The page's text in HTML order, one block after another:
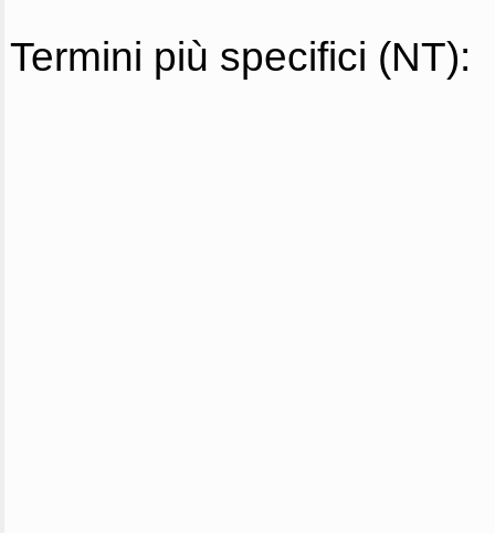
Termini più specifici (NT):